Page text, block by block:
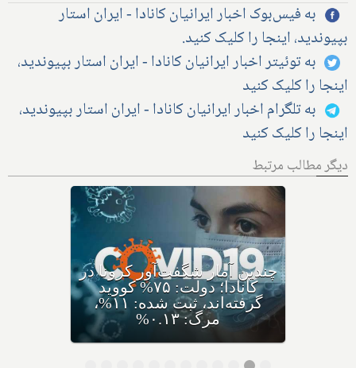
به فیس‌بوک اخبار ایرانیان کانادا - ایران استار
بپیوندید، اینجا را کلیک کنید.
به توئیتر اخبار ایرانیان کانادا - ایران استار بپیوندید،
اینجا را کلیک کنید
به تلگرام اخبار ایرانیان کانادا - ایران استار بپیوندید،
اینجا را کلیک کنید
دیگر مطالب مرتبط
کرونای جدید ایی‌جی ۵ با نام
مختصر اریس ظهور کرده،
متخصصان: سریعا واکسن بزنید